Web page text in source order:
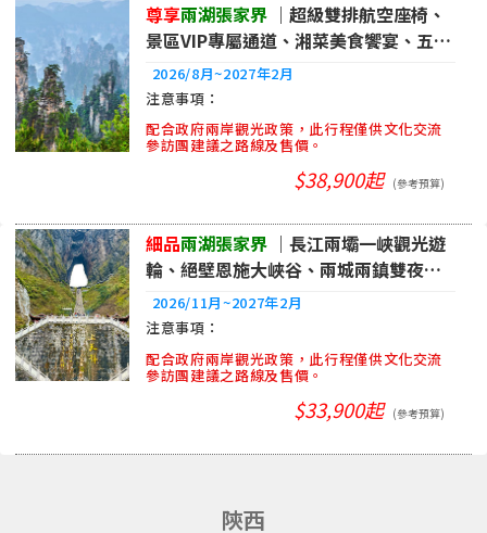
尊享兩湖張家界 ｜超級雙排航空座椅、
景區VIP專屬通道、湘菜美食饗宴、五星
酒店8日|品冠
2026/8月~2027年2月
配合政府兩岸觀光政策，此行程僅供文化交流
參訪團建議之路線及售價。
$38,900起 (參考預算)
細品兩湖張家界 ｜長江兩壩一峽觀光遊
輪、絕壁恩施大峽谷、兩城兩鎮雙夜景8
日|品冠
2026/11月~2027年2月
配合政府兩岸觀光政策，此行程僅供文化交流
參訪團建議之路線及售價。
$33,900起 (參考預算)
陝西